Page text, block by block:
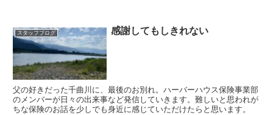
スタッフブログ 感謝してもしきれない
父の好きだった千曲川に、最後のお別れ。ハーバーハウス保険事業部
のメンバーが日々の出来事など発信していきます。難しいと思われが
ちな保険のお話を少しでも身近に感じていただけたらと思います。